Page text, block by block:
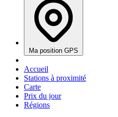
Ma position GPS
Accueil
Stations à proximité
Carte
Prix du jour
Régions